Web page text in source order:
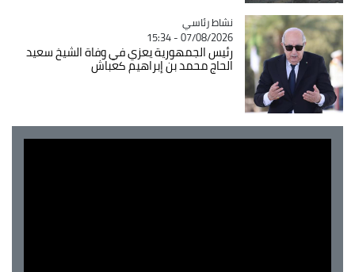
Catégorie
نشاط رئاسي
07/08/2026 - 15:34
رئيس الجمهورية يعزي في وفاة الشيخ سعيد
الحاج محمد بن إبراهيم كعباش